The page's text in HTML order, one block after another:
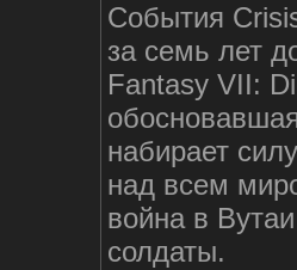
События
за семь лет
Fantasy VII:
набирает
над всем
война в
солдаты.